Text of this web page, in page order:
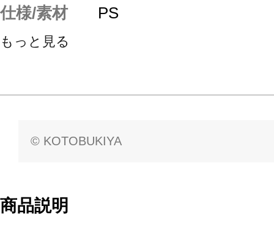
仕様/素材 PS
もっと見る
© KOTOBUKIYA
商品説明